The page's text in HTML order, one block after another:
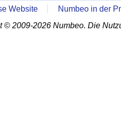
Website
Numbeo in der
© 2009-2026 Numbeo. Die